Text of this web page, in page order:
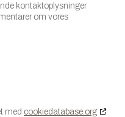
kontaktoplysninger
om vores
med cookiedatabase.org